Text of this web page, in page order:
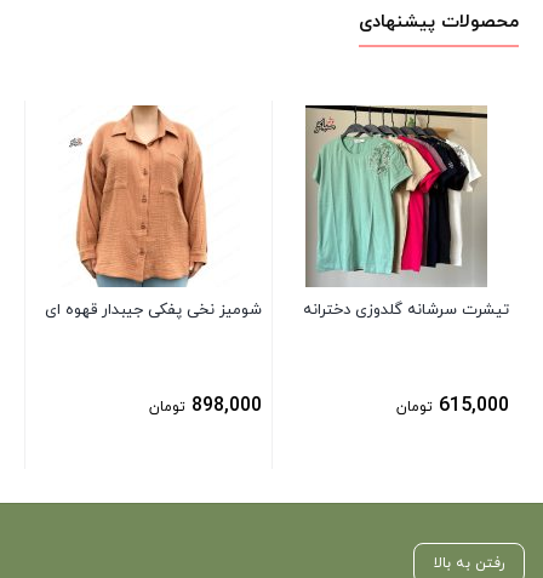
محصولات پیشنهادی
تیشرت سرشانه گلدوزی دخترانه
615,000 تومان
شومیز نخی پفکی جیبدار قهوه ای
898,000 تومان
رفتن به بالا